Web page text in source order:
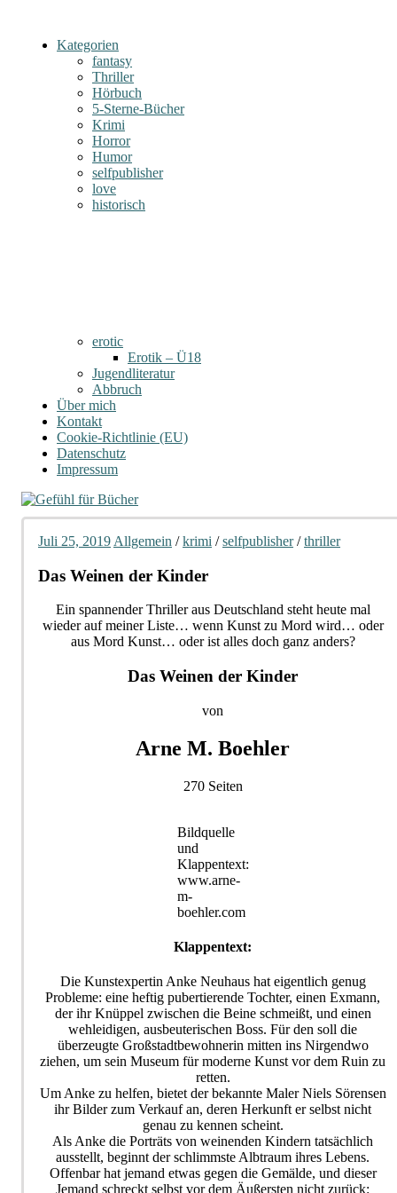
Kategorien
fantasy
Thriller
Hörbuch
5-Sterne-Bücher
Krimi
Horror
Humor
selfpublisher
love
historisch
erotic
Erotik – Ü18
Jugendliteratur
Abbruch
Über mich
Kontakt
Cookie-Richtlinie (EU)
Datenschutz
Impressum
Juli 25, 2019 Allgemein /krimi /selfpublisher/thriller
Das Weinen der Kinder
Ein spannender Thriller aus Deutschland steht heute mal
wieder auf meiner Liste… wenn Kunst zu Mord wird… oder
aus Mord Kunst… oder ist alles doch ganz anders?
Das Weinen der Kinder
von
Arne M. Boehler
270 Seiten
Bildquelle
und
Klappentext:
www.arne-
m-
boehler.com
Klappentext:
Die Kunstexpertin Anke Neuhaus hat eigentlich genug
Probleme: eine heftig pubertierende Tochter, einen Exmann,
der ihr Knüppel zwischen die Beine schmeißt, und einen
wehleidigen, ausbeuterischen Boss. Für den soll die
überzeugte Großstadtbewohnerin mitten ins Nirgendwo
ziehen, um sein Museum für moderne Kunst vor dem Ruin zu
retten.
Um Anke zu helfen, bietet der bekannte Maler Niels Sörensen
ihr Bilder zum Verkauf an, deren Herkunft er selbst nicht
genau zu kennen scheint.
Als Anke die Porträts von weinenden Kindern tatsächlich
ausstellt, beginnt der schlimmste Albtraum ihres Lebens.
Offenbar hat jemand etwas gegen die Gemälde, und dieser
Jemand schreckt selbst vor dem Äußersten nicht zurück: